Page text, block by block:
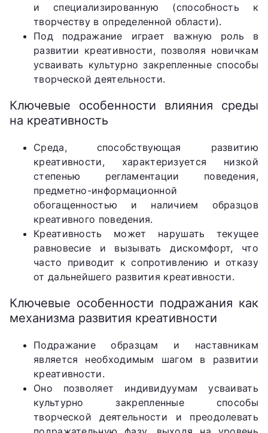
и специализированную (способность к
творчеству в определенной области).
Под подражание играет важную роль в
развитии креативности, позволяя новичкам
усваивать культурно закрепленные способы
творческой деятельности.
Ключевые особенности влияния среды
на креативность
Среда, способствующая развитию
креативности, характеризуется низкой
степенью регламентации поведения,
предметно-информационной
обогащенностью и наличием образцов
креативного поведения.
Креативность может нарушать текущее
равновесие и вызывать дискомфорт, что
часто приводит к сопротивлению и отказу
от дальнейшего развития креативности.
Ключевые особенности подражания как
механизма развития креативности
Подражание образцам и наставникам
является необходимым шагом в развитии
креативности.
Оно позволяет индивидуумам усваивать
культурно закрепленные способы
творческой деятельности и преодолевать